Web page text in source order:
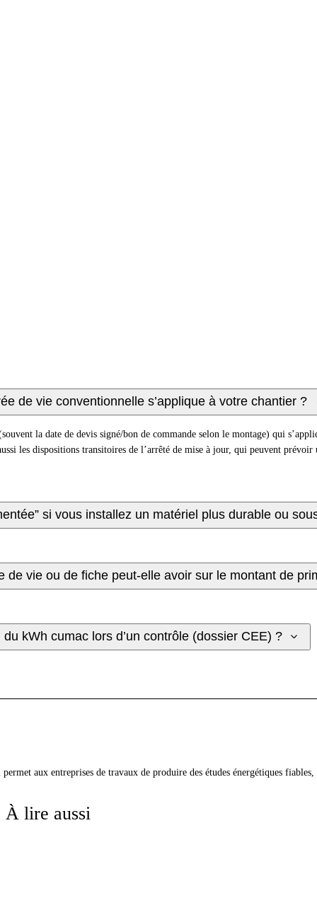
de vie conventionnelle s’applique à votre chantier ?
la date de devis signé/bon de commande selon le montage) qui
les dispositions transitoires de l’arrêté de mise à jour, qui peuvent prévoir
si vous installez un matériel plus durable ou
de vie ou de fiche peut-elle avoir sur le montant de
kWh cumac lors d’un contrôle (dossier CEE) ?
aux entreprises de travaux de produire des études énergétiques
À lire aussi